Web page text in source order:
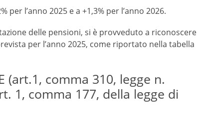
l’anno 2025 e a +1,3% per l’anno 2026.
delle pensioni, si è provveduto a riconoscere
per l’anno 2025, come riportato nella tabella
(art.1, comma 310, legge n.
1, comma 177, della legge di